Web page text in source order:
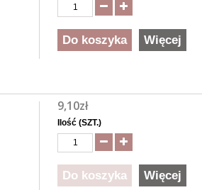
Do koszyka Więcej
9,10zł
Ilość (SZT.)
Do koszyka Więcej